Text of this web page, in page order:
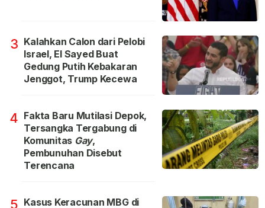
3 Kalahkan Calon dari Pelobi
Israel, El Sayed Buat
Gedung Putih Kebakaran
Jenggot, Trump Kecewa
4 Fakta Baru Mutilasi Depok,
Tersangka Tergabung di
Komunitas Gay,
Pembunuhan Disebut
Terencana
5 Kasus Keracunan MBG di